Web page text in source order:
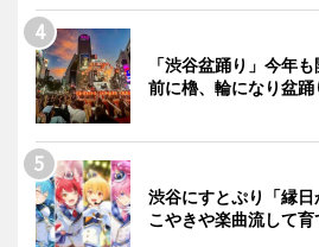
「渋谷盆踊り」今年
前に櫓、輪になり盆踊
渋谷にすとぷり「縁
こやきや楽曲流して